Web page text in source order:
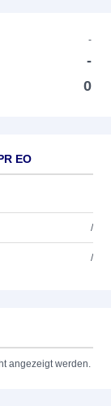
-
-
0
EO
/
/
angezeigt werden.